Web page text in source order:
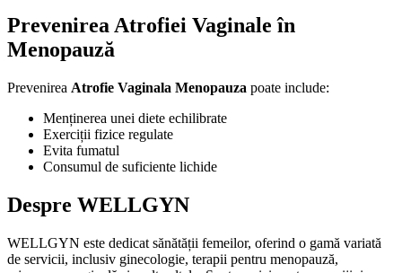
Prevenirea Atrofiei Vaginale în
Menopauză
Prevenirea Atrofie Vaginala Menopauza poate include:
Menținerea unei diete echilibrate
Exerciții fizice regulate
Evita fumatul
Consumul de suficiente lichide
Despre WELLGYN
WELLGYN este dedicat sănătății femeilor, oferind o gamă variată
de servicii, inclusiv ginecologie, terapii pentru menopauză,